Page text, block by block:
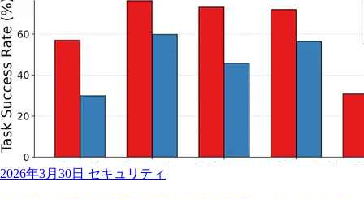
2026年3月30日 セキュリティ